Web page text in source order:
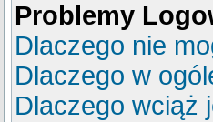
Problemy
Dlaczego nie
Dlaczego w
Dlaczego wciąż